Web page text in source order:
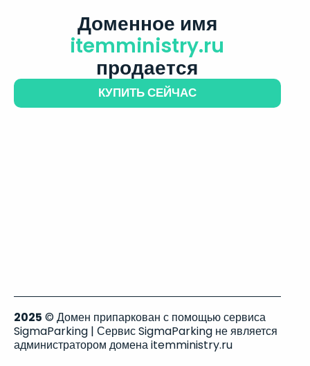
Доменное имя
itemministry.ru
продается
КУПИТЬ СЕЙЧАС
2025 © Домен припаркован с помощью сервиса
SigmaParking | Сервис SigmaParking не является
администратором домена itemministry.ru